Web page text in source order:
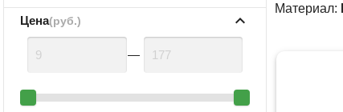
Цена(руб.)
—
Материал: